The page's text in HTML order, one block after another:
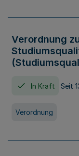
Verordnung
In Kraft Seit
Verordnung